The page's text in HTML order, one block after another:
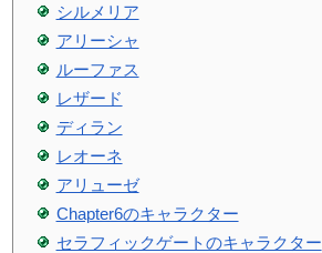
シルメリア
アリーシャ
ルーファス
レザード
ディラン
レオーネ
アリューゼ
Chapter6のキャラクター
セラフィックゲートのキャラクター